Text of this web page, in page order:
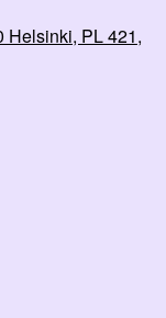
Helsinki, PL 421,